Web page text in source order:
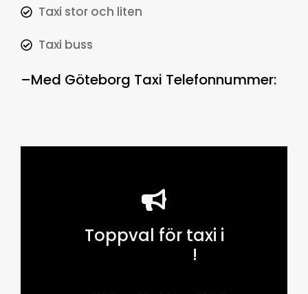
Taxi stor och liten
Taxi buss
–Med Göteborg Taxi Telefonnummer:
Toppval för taxi i
!